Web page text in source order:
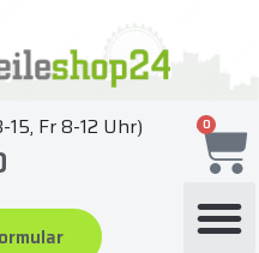
Fr 8-12 Uhr) 0